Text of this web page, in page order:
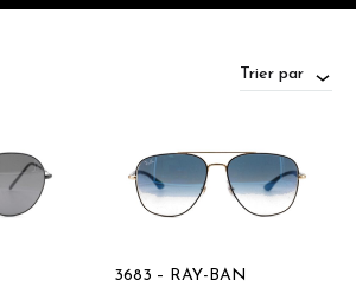
Trier par
3683 – RAY-BAN